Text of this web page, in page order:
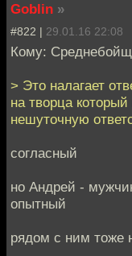
Goblin »
#822 | 29.01.16 22:08
Кому:
> Это налагает
на творца
нешуточную
согласный
но Андрей -
опытный
рядом с ним тоже